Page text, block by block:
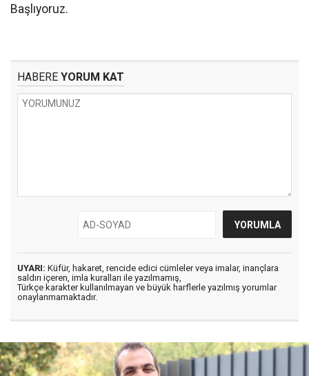
Başlıyoruz.
HABERE YORUM KAT
UYARI: Küfür, hakaret, rencide edici cümleler veya imalar, inançlara
saldırı içeren, imla kuralları ile yazılmamış,
Türkçe karakter kullanılmayan ve büyük harflerle yazılmış yorumlar
onaylanmamaktadır.